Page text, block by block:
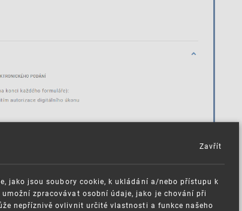
mobilního klíče atd.)
jako jsou soubory cookie, k ukládání a/nebo přístupu k
zpracovávat osobní údaje, jako je chování při
nepříznivě ovlivnit určité vlastnosti a funkce našeho
Zavřít